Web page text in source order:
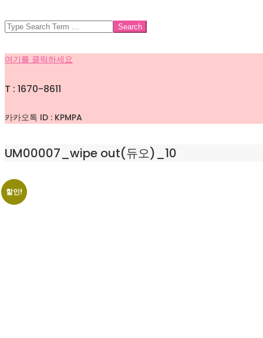
SEARCH
여기를 클릭하세요
T : 1670-8611
카카오톡 ID : KPMPA
UM00007_wipe out(듀오)_10
할인!